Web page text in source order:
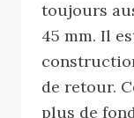
toujours
45 mm. Il
de retour.
plus de